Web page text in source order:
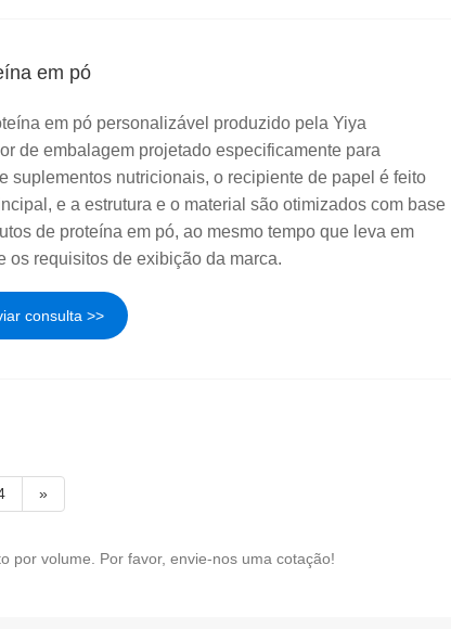
em pó
em pó personalizável produzido pela Yiya
de embalagem projetado especificamente para
suplementos nutricionais, o recipiente de papel é feito
e a estrutura e o material são otimizados com base
de proteína em pó, ao mesmo tempo que leva em
os requisitos de exibição da marca.
consulta >>
»
por volume. Por favor, envie-nos uma cotação!